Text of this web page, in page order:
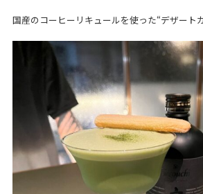
国産のコーヒーリキュールを使った“デザート